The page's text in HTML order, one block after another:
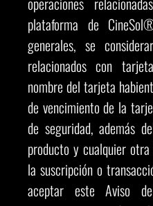
plataforma de
generales, se
relacionados con
nombre del tarjeta
de vencimiento de la
de seguridad, además
producto y cualquier
la suscripción o
aceptar este Aviso